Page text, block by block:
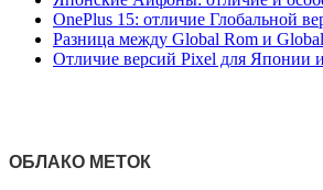
OnePlus 15: отличие Глобальной
Разница между Global Rom и
Отличие версий Pixel для Японии
ОБЛАКО МЕТОК